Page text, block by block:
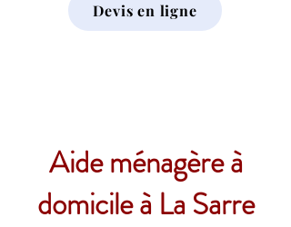
Devis en ligne
Aide ménagère à
domicile à La Sarre